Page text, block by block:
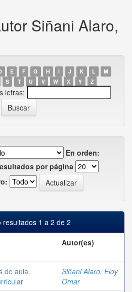
Siñani Alaro,
E F G H I J K L
M
S T U V W X Y Z
letras:
En orden:
por página
resultados 1 a 2 de 2
Autor(es)
de aula.
Siñani Alaro, Eloy
Omar